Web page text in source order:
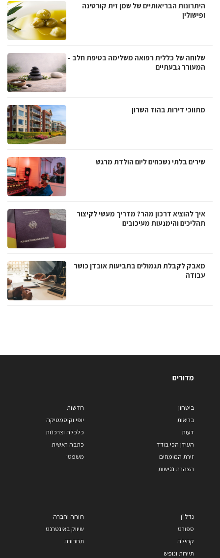
היתרונות הבריאותיים של שמן זית קורטינה
ופישולין
שלוחה של כללית רפואה משלימה בטיפת חלב -
המעורר גבעתיים
מתווכי דירות בהוד השרון
שירים בלתי נשכחים ליום הולדת מרגש
איך להוציא דרכון מהר? מדריך מעשי לקיצור
תהליכים והימנעות מעיכובים
מאבק לקבלת תגמולים בתביעות אובדן כושר
עבודה
מדורים
ביטחון
בריאות
דעות
העידן הכי בודד
זירת המומחים
הצהרת נגישות
חדשות
יופי וקוסמטיקה
כלכלה וצרכנות
כתבה ראשית
משפטי
נדל"ן
ספורט
קהילה
תיירות ונופש
רווחה וחברה
שיווק באינטרנט
תחבורה